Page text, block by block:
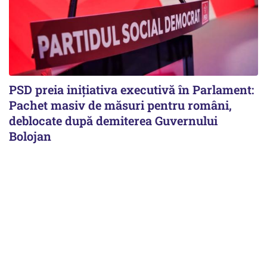
PSD preia inițiativa executivă în Parlament:
Pachet masiv de măsuri pentru români,
deblocate după demiterea Guvernului
Bolojan